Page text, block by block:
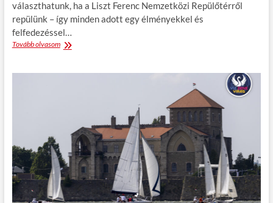
u
n
k
b
a
n
e
l
v
á
választhatunk, ha a Liszt Ferenc Nemzetközi Repülőtérről
repülünk – így minden adott egy élményekkel és
felfedezéssel…
Tovább olvasomK
u
d
a
t
o